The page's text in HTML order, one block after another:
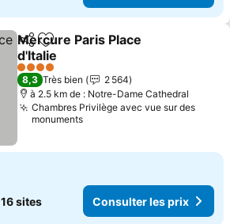
PartagerAjouter à mes favoris
Mercure Paris Place
d'Italie
4 Étoiles
8,3 Très bien
2 564
à 2.5 km de : Notre-Dame Cathedral
Chambres Privilège avec vue sur des
monuments
16 sites Consulter les prix